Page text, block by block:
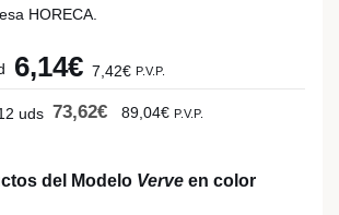
HORECA.
6,14€ 7,42€ P.V.P.
uds 73,62€ 89,04€ P.V.P.
del Modelo Verve en color